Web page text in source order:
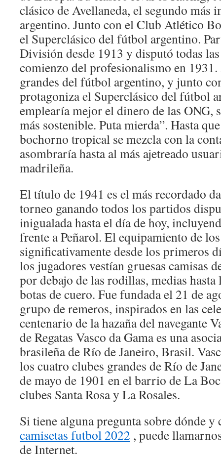
clásico de Avellaneda, el segundo más
argentino. Junto con el Club Atlético
el Superclásico del fútbol argentino.
División desde 1913 y disputó todas
comienzo del profesionalismo en
grandes del fútbol argentino, y junto
protagoniza el Superclásico del fútbol
emplearía mejor el dinero de las ONG,
más sostenible. Puta mierda”. Hasta
bochorno tropical se mezcla con la
asombraría hasta al más ajetreado
madrileña.
El título de 1941 es el más recordado
torneo ganando todos los partidos
inigualada hasta el día de hoy,
frente a Peñarol. El equipamiento de
significativamente desde los primeros
los jugadores vestían gruesas camisas
por debajo de las rodillas, medias
botas de cuero. Fue fundada el 21 de
grupo de remeros, inspirados en las
centenario de la hazaña del navegante
de Regatas Vasco da Gama es una
brasileña de Río de Janeiro, Brasil.
los cuatro clubes grandes de Río de
de mayo de 1901 en el barrio de La
clubes Santa Rosa y La Rosales.
Si tiene alguna pregunta sobre dónde
camisetas futbol 2022 , puede
de Internet.